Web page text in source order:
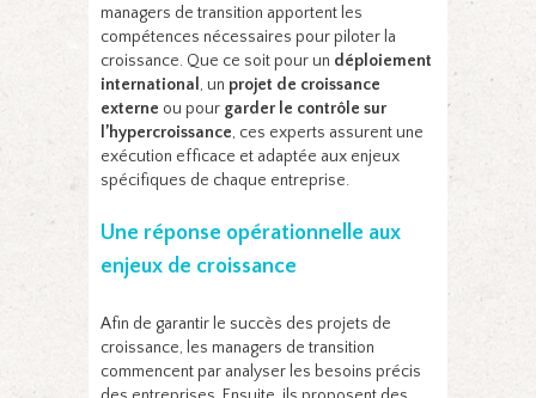
managers de transition apportent les
compétences nécessaires pour piloter la
croissance. Que ce soit pour un déploiement
international , un projet de croissance
externe ou pour garder le contrôle sur
l’hypercroissance, ces experts assurent une
exécution efficace et adaptée aux enjeux
spécifiques de chaque entreprise.
Une réponse opérationnelle aux
enjeux de croissance
Afin de garantir le succès des projets de
croissance, les managers de transition
commencent par analyser les besoins précis